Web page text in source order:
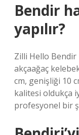
Bendir
yapılır?
Zilli Hello Bendir
akçaağaç
cm, genişliği 10
kalitesi oldukça
profesyonel bir